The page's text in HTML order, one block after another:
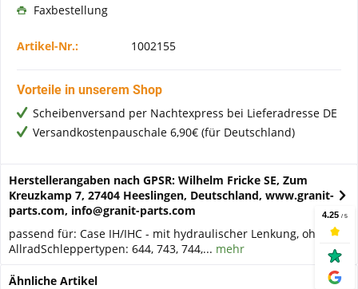
Faxbestellung
Artikel-Nr.: 1002155
Vorteile in unserem Shop
Scheibenversand per Nachtexpress bei Lieferadresse DE
Versandkostenpauschale 6,90€ (für Deutschland)
Herstellerangaben nach GPSR: Wilhelm Fricke SE, Zum
Kreuzkamp 7, 27404 Heeslingen, Deutschland, www.granit-
parts.com, info@granit-parts.com
passend für: Case IH/IHC - mit hydraulischer Lenkung, ohne
AllradSchleppertypen: 644, 743, 744,... mehr
Ähnliche Artikel